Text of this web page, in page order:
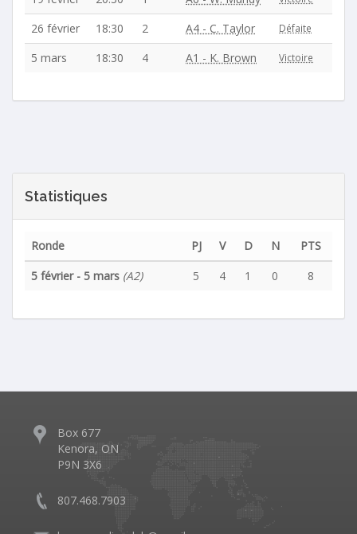
26 février 18:30 2 A4 - C. Taylor Défaite
5 mars 18:30 4 A1 - K. Brown Victoire
Statistiques
Ronde PJ V D N
PTS
5 février - 5 mars (A2) 5 4 1 0 8
Box 677
Kenora, ON
P9N 3X6
807.468.7903